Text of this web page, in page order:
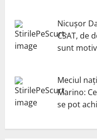
Nicuşor
CSAT, de
sunt
Meciul
Marino:
se pot